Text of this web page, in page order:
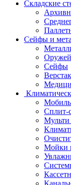
Складские
Сейфы и
Сейфы
Сплит-
Мульти
Мойки